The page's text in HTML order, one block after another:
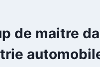
de maitre